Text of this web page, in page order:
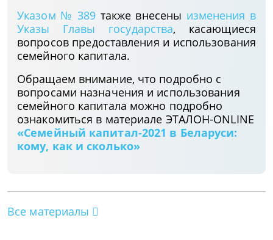
Указом № 389 также внесены изменения в
Указы Главы государства, касающиеся
вопросов предоставления и использования
семейного капитала.
Обращаем внимание, что подробно с
вопросами назначения и использования
семейного капитала можно подробно
ознакомиться в материале ЭТАЛОН-ONLINE
«Семейный капитал-2021 в Беларуси:
кому, как и сколько»
Все материалы